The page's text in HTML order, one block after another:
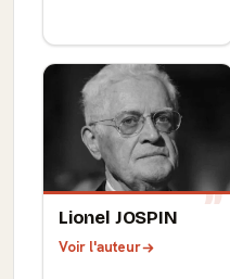
Lionel JOSPIN
Voir l'auteur